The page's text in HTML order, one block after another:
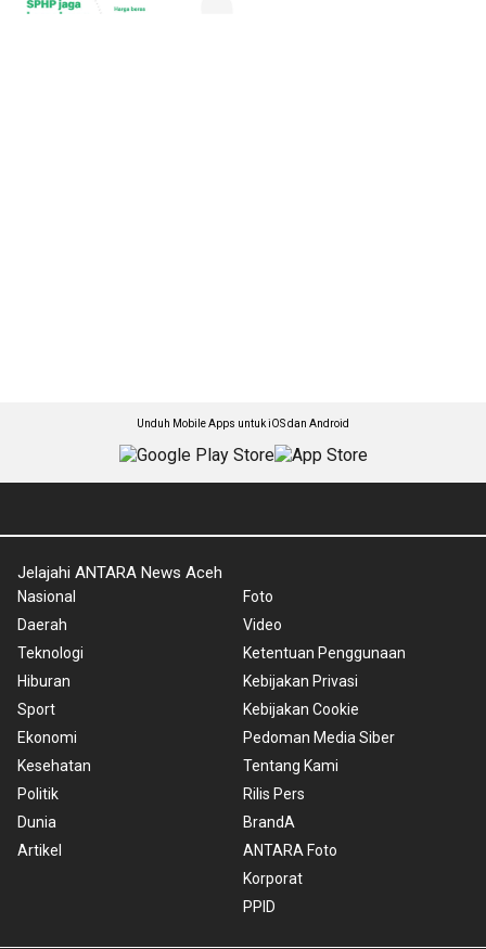
Unduh Mobile Apps untuk iOS dan Android
Jelajahi ANTARA News Aceh
Nasional
Daerah
Teknologi
Hiburan
Sport
Ekonomi
Kesehatan
Politik
Dunia
Artikel
Foto
Video
Ketentuan Penggunaan
Kebijakan Privasi
Kebijakan Cookie
Pedoman Media Siber
Tentang Kami
Rilis Pers
BrandA
ANTARA Foto
Korporat
PPID